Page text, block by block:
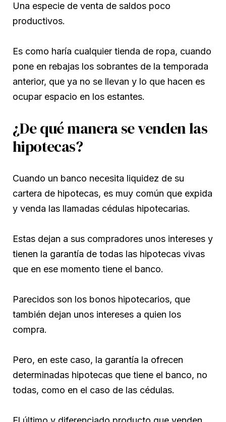
Una especie de venta de saldos poco
productivos.
Es como haría cualquier tienda de ropa, cuando
pone en rebajas los sobrantes de la temporada
anterior, que ya no se llevan y lo que hacen es
ocupar espacio en los estantes.
¿De qué manera se venden las
hipotecas?
Cuando un banco necesita liquidez de su
cartera de hipotecas, es muy común que expida
y venda las llamadas cédulas hipotecarias.
Estas dejan a sus compradores unos intereses y
tienen la garantía de todas las hipotecas vivas
que en ese momento tiene el banco.
Parecidos son los bonos hipotecarios, que
también dejan unos intereses a quien los
compra.
Pero, en este caso, la garantía la ofrecen
determinadas hipotecas que tiene el banco, no
todas, como en el caso de las cédulas.